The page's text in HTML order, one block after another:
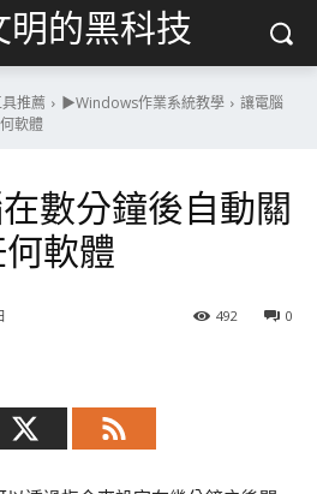
明的黑科技
推薦 ▶Windows作業系統教學
讓電腦
軟體
數分鐘後自動關
軟體
0
492